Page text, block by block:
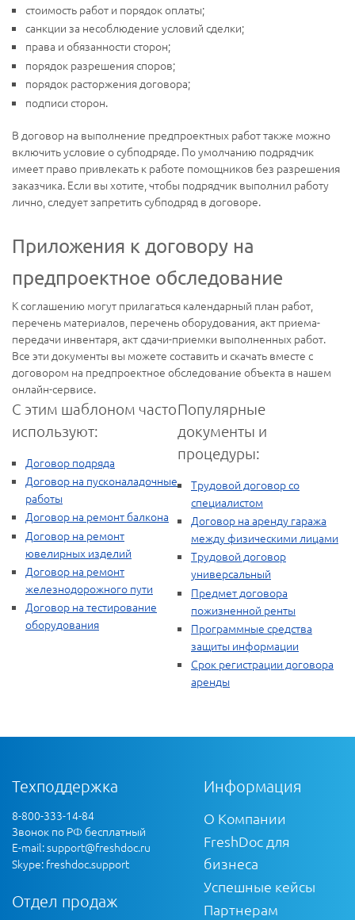
стоимость работ и порядок оплаты;
санкции за несоблюдение условий сделки;
права и обязанности сторон;
порядок разрешения споров;
порядок расторжения договора;
подписи сторон.
В договор на выполнение предпроектных работ также можно
включить условие о субподряде. По умолчанию подрядчик
имеет право привлекать к работе помощников без разрешения
заказчика. Если вы хотите, чтобы подрядчик выполнил работу
лично, следует запретить субподряд в договоре.
Приложения к договору на
предпроектное обследование
К соглашению могут прилагаться календарный план работ,
перечень материалов, перечень оборудования, акт приема-
передачи инвентаря, акт сдачи-приемки выполненных работ.
Все эти документы вы можете составить и скачать вместе с
договором на предпроектное обследование объекта в нашем
онлайн-сервисе.
С этим шаблоном часто
используют:
Договор подряда
Договор на пусконаладочные
работы
Договор на ремонт балкона
Договор на ремонт
ювелирных изделий
Договор на ремонт
железнодорожного пути
Договор на тестирование
оборудования
Популярные
документы и
процедуры:
Трудовой договор со
специалистом
Договор на аренду гаража
между физическими лицами
Трудовой договор
универсальный
Предмет договора
пожизненной ренты
Программные средства
защиты информации
Срок регистрации договора
аренды
Техподдержка
8-800-333-14-84
Звонок по РФ бесплатный
E-mail:support@freshdoc.ru
Skype: freshdoc.support
Отдел продаж
Информация
О Компании
FreshDoc для
бизнеса
Успешные кейсы
Партнерам